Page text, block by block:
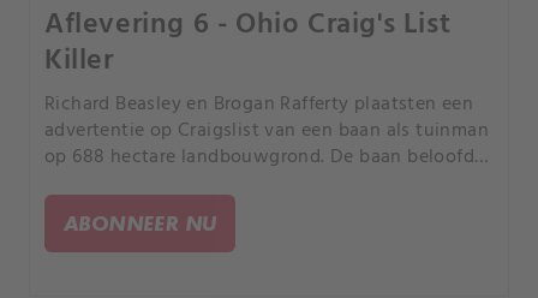
Aflevering 6 - Ohio Craig's List
Killer
Richard Beasley en Brogan Rafferty plaatsten een
advertentie op Craigslist van een baan als tuinman
op 688 hectare landbouwgrond. De baan beloofde
een rustige bosrijke omgeving.
ABONNEER NU